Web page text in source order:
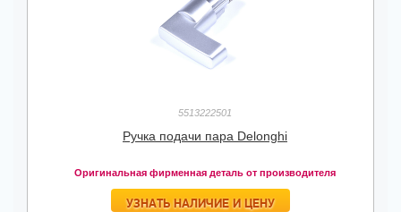
5513222501
Ручка подачи пара Delonghi
Оригинальная фирменная деталь от производителя
УЗНАТЬ НАЛИЧИЕ И ЦЕНУ